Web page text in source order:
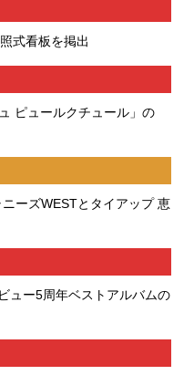
式看板を掲出
ピュールクチュール」の
ーズWESTとタイアップ 恵
ュー5周年ベストアルバムの